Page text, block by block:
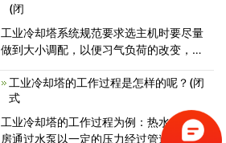
(闭
工业冷却塔系统规范要求选主机时要尽量
做到大小调配，以便习气负荷的改变，但
工业冷却塔的工作过程是怎样的呢？(闭
式
工业冷却塔的工作过程为例：热水自主机
房通过水泵以一定的压力经过管道、横